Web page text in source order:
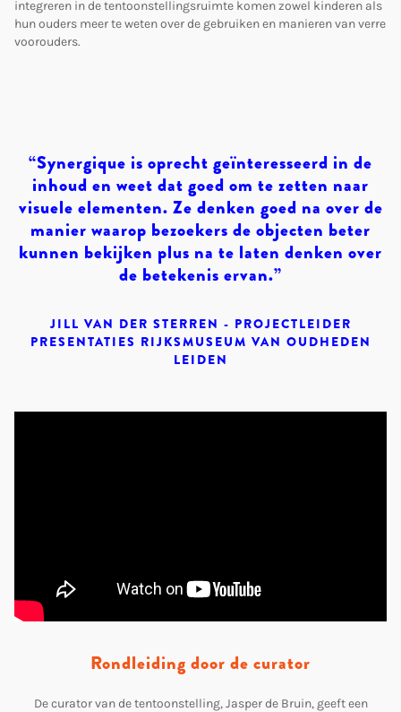
integreren in de tentoonstellingsruimte komen zowel kinderen als
hun ouders meer te weten over de gebruiken en manieren van verre
voorouders.
“Synergique is oprecht geïnteresseerd in de
inhoud en weet dat goed om te zetten naar
visuele elementen. Ze denken goed na over de
manier waarop bezoekers de objecten beter
kunnen bekijken plus na te laten denken over
de betekenis ervan.”
JILL VAN DER STERREN - PROJECTLEIDER
PRESENTATIES RIJKSMUSEUM VAN OUDHEDEN
LEIDEN
Rondleiding door de curator
De curator van de tentoonstelling, Jasper de Bruin, geeft een